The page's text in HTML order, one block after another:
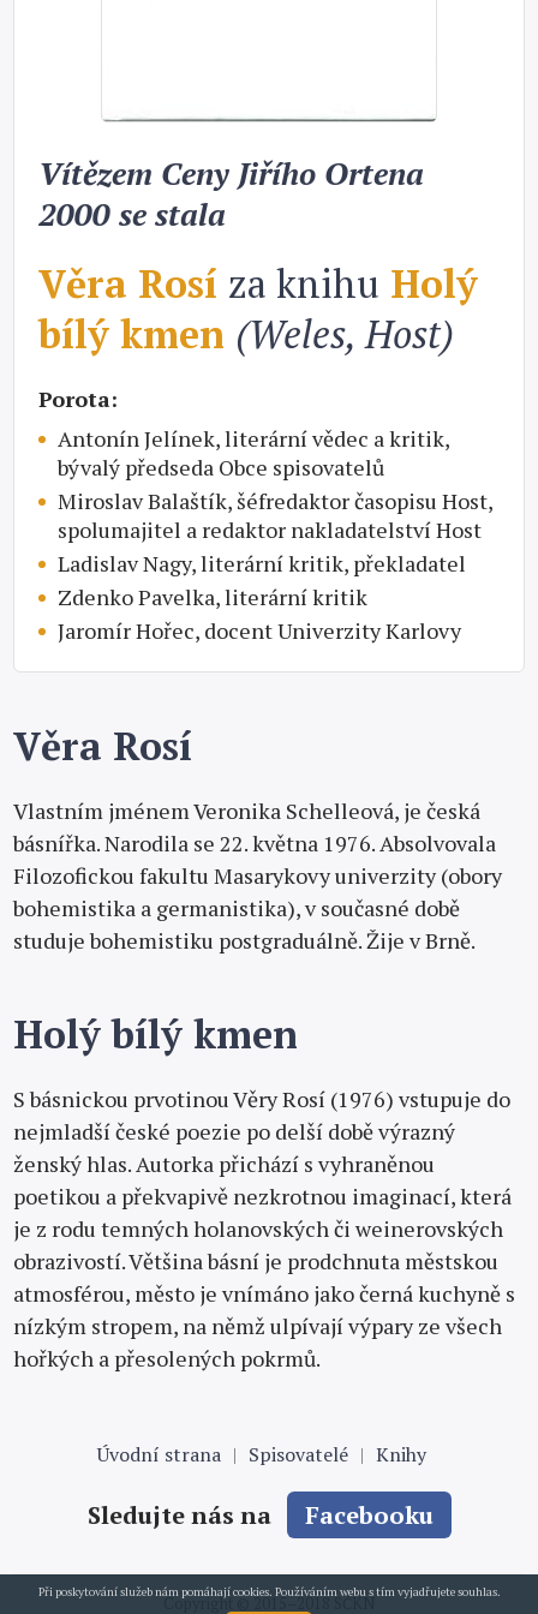
Vítězem Ceny Jiřího Ortena
2000 se stala
Věra Rosí za knihu Holý
bílý kmen (Weles, Host)
Porota:
Antonín Jelínek, literární vědec a kritik,
bývalý předseda Obce spisovatelů
Miroslav Balaštík, šéfredaktor časopisu Host,
spolumajitel a redaktor nakladatelství Host
Ladislav Nagy, literární kritik, překladatel
Zdenko Pavelka, literární kritik
Jaromír Hořec, docent Univerzity Karlovy
Věra Rosí
Vlastním jménem Veronika Schelleová, je česká
básnířka. Narodila se 22. května 1976. Absolvovala
Filozofickou fakultu Masarykovy univerzity (obory
bohemistika a germanistika), v současné době
studuje bohemistiku postgraduálně. Žije v Brně.
Holý bílý kmen
S básnickou prvotinou Věry Rosí (1976) vstupuje do
nejmladší české poezie po delší době výrazný
ženský hlas. Autorka přichází s vyhraněnou
poetikou a překvapivě nezkrotnou imaginací, která
je z rodu temných holanovských či weinerovských
obrazivostí. Většina básní je prodchnuta městskou
atmosférou, město je vnímáno jako černá kuchyně s
nízkým stropem, na němž ulpívají výpary ze všech
hořkých a přesolených pokrmů.
Úvodní strana Spisovatelé Knihy
Sledujte nás na Facebooku
Copyright © 2015–2018 SČKN
Při poskytování služeb nám pomáhají cookies. Používáním webu s tím vyjadřujete souhlas.